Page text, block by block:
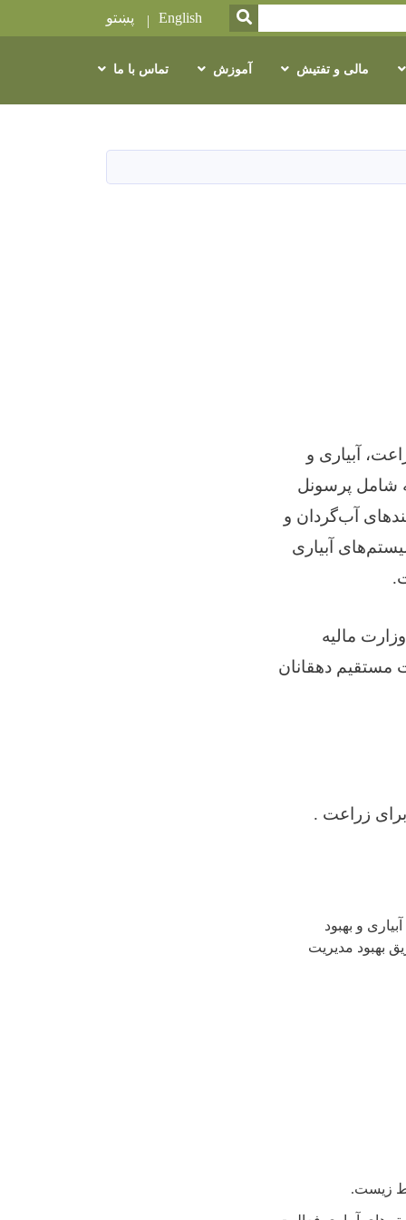
SEARCH
English پښتو
مالی و تفتیش آموزش تماس با ما
آبیاری و
شامل پرسونل
آب‌گردان و
آبیاری
مالیه
مستقیم دهقانان
برای زراعت .
و بهبود
بهبود مدیریت
زیست.